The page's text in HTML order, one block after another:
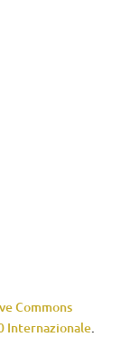
Commons
Internazionale